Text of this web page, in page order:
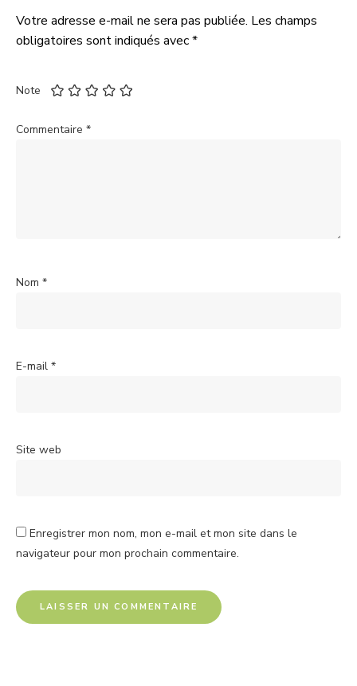
Votre adresse e-mail ne sera pas publiée. Les champs
obligatoires sont indiqués avec*
Note
Commentaire *
Nom *
E-mail *
Site web
Enregistrer mon nom, mon e-mail et mon site dans le
navigateur pour mon prochain commentaire.